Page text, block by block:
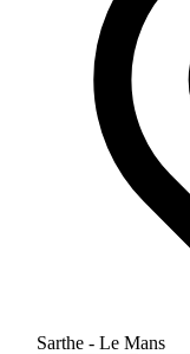
Sarthe - Le Mans